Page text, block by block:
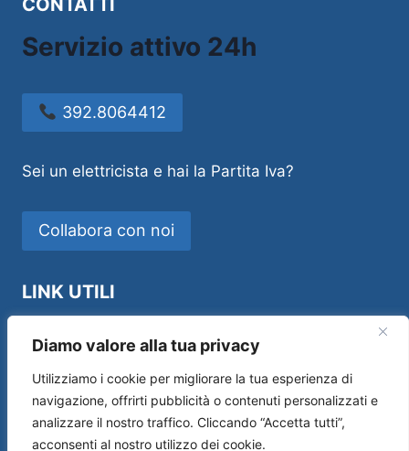
Diamo valore alla tua privacy
Utilizziamo i cookie per migliorare la tua esperienza di
navigazione, offrirti pubblicità o contenuti personalizzati e
analizzare il nostro traffico. Cliccando “Accetta tutti”,
acconsenti al nostro utilizzo dei cookie.
CONTATTI
Servizio attivo 24h
392.8064412
Sei un elettricista e hai la Partita Iva?
Collabora con noi
LINK UTILI
Sos House Multiservice di Andrea Manfredi –